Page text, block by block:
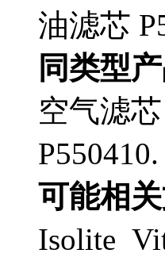
油滤芯
同类型产
空气滤
可能相关
Isolite